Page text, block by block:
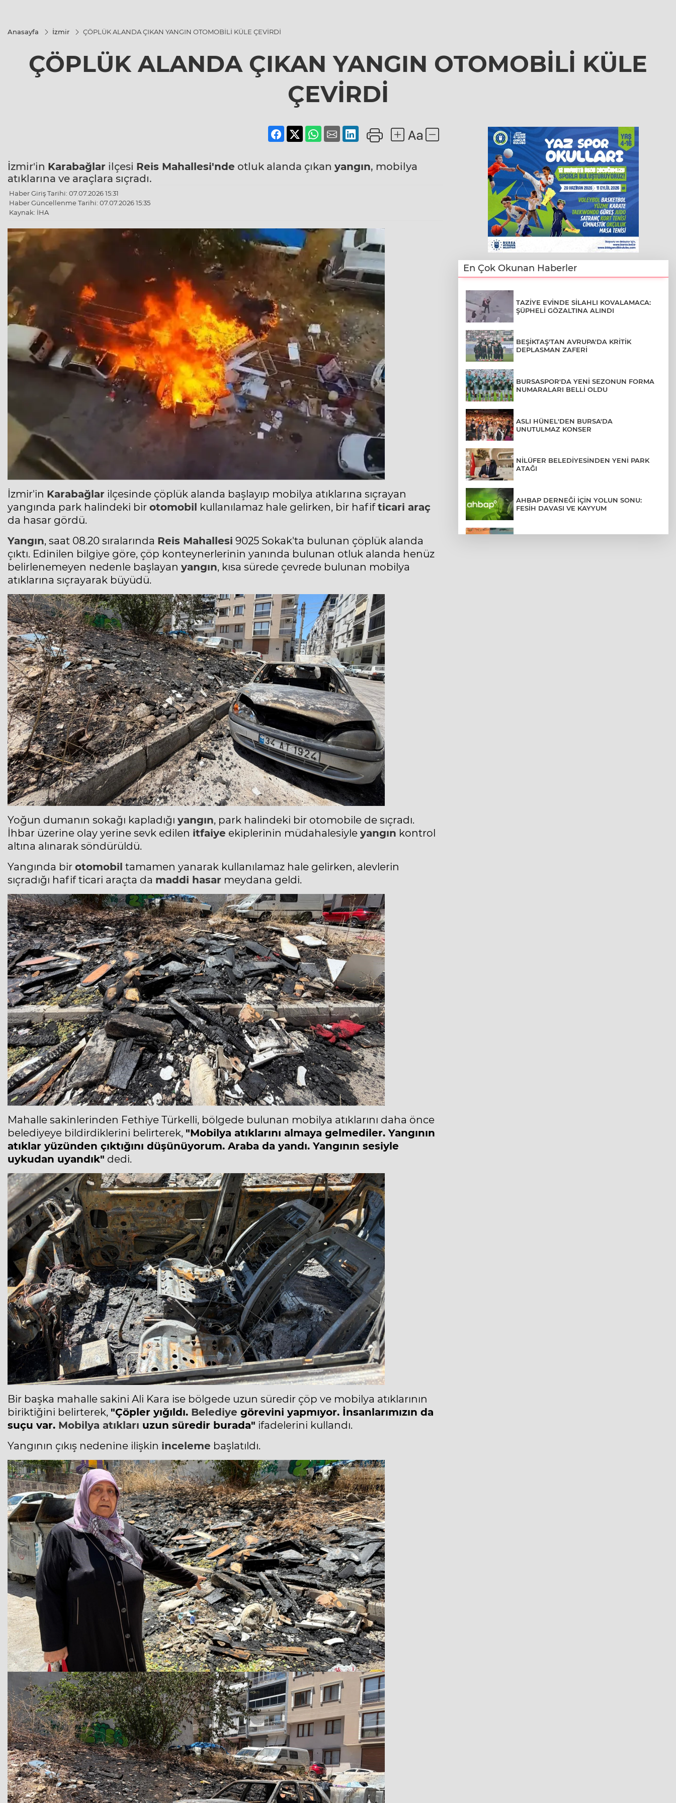
Anasayfa İzmir ÇÖPLÜK ALANDA ÇIKAN YANGIN OTOMOBİLİ KÜLE ÇEVİRDİ
ÇÖPLÜK ALANDA ÇIKAN YANGIN OTOMOBİLİ KÜLE
ÇEVİRDİ
İzmir'in Karabağlar ilçesi Reis Mahallesi'nde otluk alanda çıkan yangın, mobilya
atıklarına ve araçlara sıçradı.
Haber Giriş Tarihi: 07.07.2026 15:31
Haber Güncellenme Tarihi: 07.07.2026 15:35
Kaynak: İHA
İzmir'in Karabağlar ilçesinde çöplük alanda başlayıp mobilya atıklarına sıçrayan
yangında park halindeki bir otomobil kullanılamaz hale gelirken, bir hafifticari araç
da hasar gördü.
Yangın, saat 08.20 sıralarında Reis Mahallesi 9025 Sokak'ta bulunan çöplük alanda
çıktı. Edinilen bilgiye göre, çöp konteynerlerinin yanında bulunan otluk alanda henüz
belirlenemeyen nedenle başlayan yangın, kısa sürede çevrede bulunan mobilya
atıklarına sıçrayarak büyüdü.
Yoğun dumanın sokağı kapladığı yangın, park halindeki bir otomobile de sıçradı.
İhbar üzerine olay yerine sevk edilen itfaiye ekiplerinin müdahalesiyle yangın kontrol
altına alınarak söndürüldü.
Yangında bir otomobil tamamen yanarak kullanılamaz hale gelirken, alevlerin
sıçradığı hafif ticari araçta da maddi hasar meydana geldi.
Mahalle sakinlerinden Fethiye Türkelli, bölgede bulunan mobilya atıklarını daha önce
belediyeye bildirdiklerini belirterek, "Mobilya atıklarını almaya gelmediler. Yangının
atıklar yüzünden çıktığını düşünüyorum. Araba da yandı. Yangının sesiyle
uykudan uyandık" dedi.
Bir başka mahalle sakini Ali Kara ise bölgede uzun süredir çöp ve mobilya atıklarının
biriktiğini belirterek, "Çöpler yığıldı. Belediye görevini yapmıyor. İnsanlarımızın da
suçu var. Mobilya atıkları uzun süredir burada" ifadelerini kullandı.
Yangının çıkış nedenine ilişkin inceleme başlatıldı.
En Çok Okunan Haberler
TAZİYE EVİNDE SİLAHLI KOVALAMACA:
ŞÜPHELİ GÖZALTINA ALINDI
BEŞİKTAŞ'TAN AVRUPA'DA KRİTİK
DEPLASMAN ZAFERİ
BURSASPOR'DA YENİ SEZONUN FORMA
NUMARALARI BELLİ OLDU
ASLI HÜNEL'DEN BURSA'DA
UNUTULMAZ KONSER
NİLÜFER BELEDİYESİNDEN YENİ PARK
ATAĞI
AHBAP DERNEĞİ İÇİN YOLUN SONU:
FESİH DAVASI VE KAYYUM